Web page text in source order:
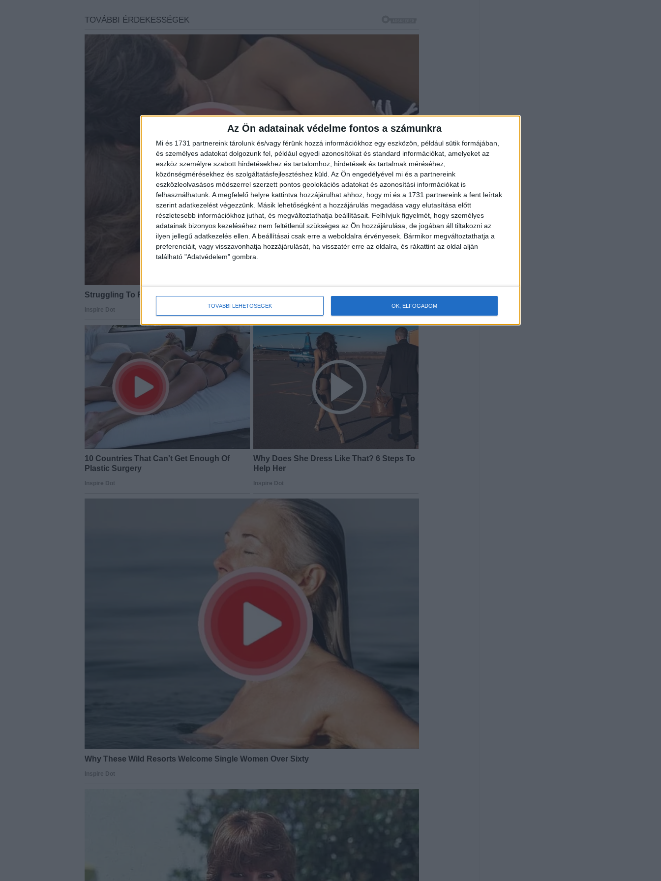
Az Ön adatainak védelme fontos a számunkra
Mi és 1731 partnereink tárolunk és/vagy férünk hozzá információkhoz egy eszközön, például sütik formájában,
és személyes adatokat dolgozunk fel, például egyedi azonosítókat és standard információkat, amelyeket az
eszköz személyre szabott hirdetésekhez és tartalomhoz, hirdetések és tartalmak méréséhez,
közönségmérésekhez és szolgáltatásfejlesztéshez küld. Az Ön engedélyével mi és a partnereink
eszközleolvasásos módszerrel szerzett pontos geolokációs adatokat és azonosítási információkat is
felhasználhatunk. A megfelelő helyre kattintva hozzájárulhat ahhoz, hogy mi és a 1731 partnereink a fent leírtak
szerint adatkezelést végezzünk. Másik lehetőségként a hozzájárulás megadása vagy elutasítása előtt
részletesebb információkhoz juthat, és megváltoztathatja beállításait. Felhívjuk figyelmét, hogy személyes
adatainak bizonyos kezeléséhez nem feltétlenül szükséges az Ön hozzájárulása, de jogában áll tiltakozni az
ilyen jellegű adatkezelés ellen. A beállításai csak erre a weboldalra érvényesek. Bármikor megváltoztathatja a
preferenciáit, vagy visszavonhatja hozzájárulását, ha visszatér erre az oldalra, és rákattint az oldal alján
található "Adatvédelem" gombra.
TOVÁBBI LEHETŐSÉGEK OK, ELFOGADOM